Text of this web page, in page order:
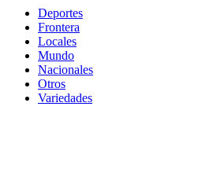
Deportes
Frontera
Locales
Mundo
Nacionales
Otros
Variedades